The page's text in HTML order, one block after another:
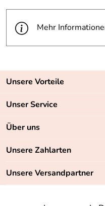
Mehr
Unsere Vorteile
Zahlungsarten:
Unser Service
Kontakt
Retourenabwicklung
Lieferbedingungen
Über uns
Unsere Bestseller
Neu
Unsere Zahlarten
Unsere Versandpartner